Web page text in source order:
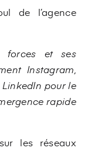
de l’agence
forces et ses
Instagram,
pour le
rapide
les réseaux